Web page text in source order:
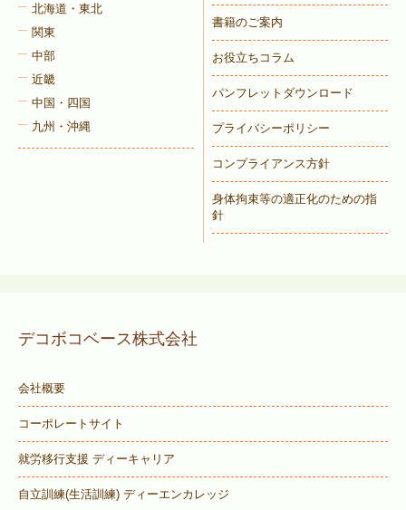
北海道・東北
関東
中部
近畿
中国・四国
九州・沖縄
書籍のご案内
お役立ちコラム
パンフレットダウンロード
プライバシーポリシー
コンプライアンス方針
身体拘束等の適正化のための指
針
デコボコベース株式会社
会社概要
コーポレートサイト
就労移行支援 ディーキャリア
自立訓練(生活訓練) ディーエンカレッジ